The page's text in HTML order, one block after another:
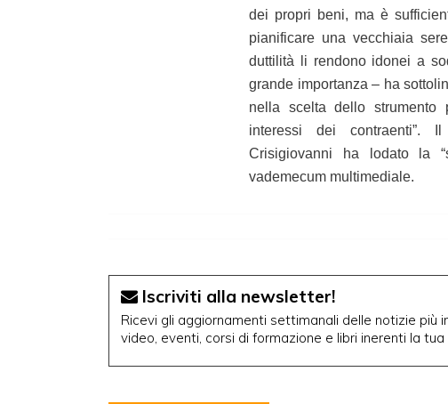
dei propri beni, ma è
pianificare una vecchiaia
duttilità li rendono idonei a
grande importanza – ha
nella scelta dello strumento
interessi dei contraenti”.
Crisigiovanni ha lodato la
vademecum multimediale.
Iscriviti alla newsletter!
Ricevi gli aggiornamenti settimanali delle notizie più
video, eventi, corsi di formazione e libri inerenti la